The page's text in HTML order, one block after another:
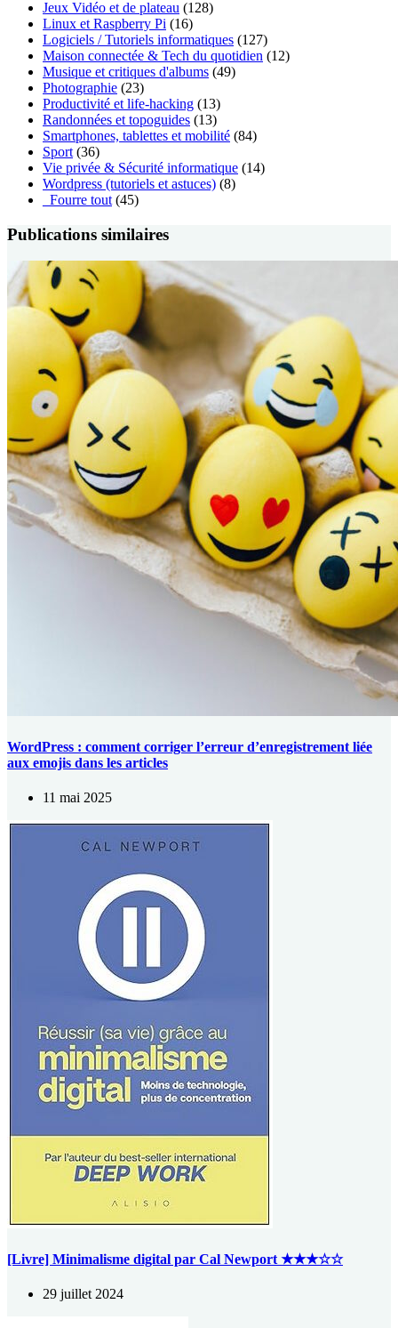
Jeux Vidéo et de plateau (128)
Linux et Raspberry Pi (16)
Logiciels / Tutoriels informatiques (127)
Maison connectée & Tech du quotidien (12)
Musique et critiques d'albums (49)
Photographie (23)
Productivité et life-hacking (13)
Randonnées et topoguides (13)
Smartphones, tablettes et mobilité (84)
Sport (36)
Vie privée & Sécurité informatique (14)
Wordpress (tutoriels et astuces) (8)
_Fourre tout (45)
Publications similaires
WordPress : comment corriger l’erreur d’enregistrement liée
aux emojis dans les articles
11 mai 2025
[Livre] Minimalisme digital par Cal Newport ★★★☆☆
29 juillet 2024